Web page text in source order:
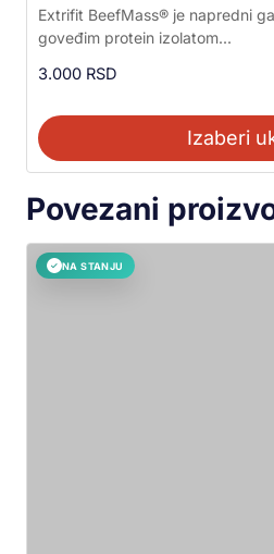
Ocenjeno sa
5.00
od 5
Extrifit BeefMass® je napredni
goveđim protein izolatom...
3.000 RSD
Izaberi
Povezani
✓ NA STANJU